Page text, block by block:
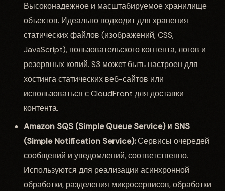
Высоконадежное и масштабируемое хранилище
объектов. Идеально подходит для хранения
статических файлов (изображений, CSS,
JavaScript), пользовательского контента, логов и
резервных копий. S3 может быть настроен для
хостинга статических веб-сайтов или
использоваться с CloudFront для доставки
контента.
Amazon SQS (Simple Queue Service) и SNS
(Simple Notification Service):Сервисы очередей
сообщений и уведомлений, соответственно.
Используются для реализации асинхронной
обработки, разделения микросервисов, обработки